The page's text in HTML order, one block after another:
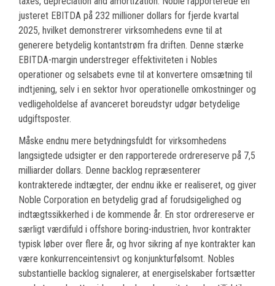
justeret EBITDA på 232 millioner dollars for fjerde kvartal
2025, hvilket demonstrerer virksomhedens evne til at
generere betydelig kontantstrøm fra driften. Denne stærke
EBITDA-margin understreger effektiviteten i Nobles
operationer og selsabets evne til at konvertere omsætning til
indtjening, selv i en sektor hvor operationelle omkostninger og
vedligeholdelse af avanceret boreudstyr udgør betydelige
udgiftsposter.
Måske endnu mere betydningsfuldt for virksomhedens
langsigtede udsigter er den rapporterede ordrereserve på 7,5
milliarder dollars. Denne backlog repræsenterer
kontrakterede indtægter, der endnu ikke er realiseret, og giver
Noble Corporation en betydelig grad af forudsigelighed og
indtægtssikkerhed i de kommende år. En stor ordrereserve er
særligt værdifuld i offshore boring-industrien, hvor kontrakter
typisk løber over flere år, og hvor sikring af nye kontrakter kan
være konkurrenceintensivt og konjunkturfølsomt. Nobles
substantielle backlog signalerer, at energiselskaber fortsætter